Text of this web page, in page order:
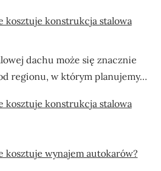
kosztuje konstrukcja stalowa
dachu może się znacznie
regionu, w którym planujemy…
kosztuje konstrukcja stalowa
kosztuje wynajem autokarów?